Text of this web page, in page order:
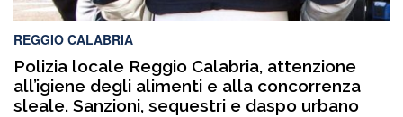
REGGIO CALABRIA
Polizia locale Reggio Calabria, attenzione
all’igiene degli alimenti e alla concorrenza
sleale. Sanzioni, sequestri e daspo urbano